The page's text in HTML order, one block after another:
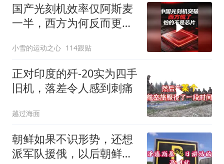
国产光刻机效率仅阿斯麦
一半，西方为何反而更
小雪的运动之心 114跟贴
正对印度的歼-20实为四手
旧机，落差令人感到刺痛
越过海面
朝鲜如果不识形势，还想
派军队援俄，以后朝鲜如